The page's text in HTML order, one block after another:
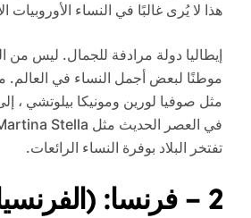
هذا لا يُرى غالبًا في النساء الأوروبيات
إيطاليا دولة مرادفة للجمال. ليس
موطنًا لبعض أجمل النساء في العالم.
مثل صوفيا لورين ومونيكا بيلوتشي ،
تفتخر البلاد بوفرة النساء الرائعات.
2 – فرنسا: (الفرنسيات)